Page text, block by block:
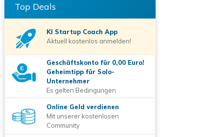
Top Deals
KI Startup Coach App
Aktuell kostenlos anmelden!
Geschäftskonto für 0,00 Euro!
Geheimtipp für Solo-
Unternehmer
Es gelten Bedingungen
Online Geld verdienen
Mit unserer kostenlosen
Community